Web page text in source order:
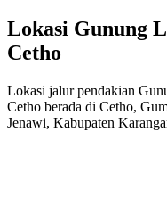
Lokasi Gunung
Cetho
Lokasi jalur pendakian
Cetho berada di Cetho,
Jenawi, Kabupaten